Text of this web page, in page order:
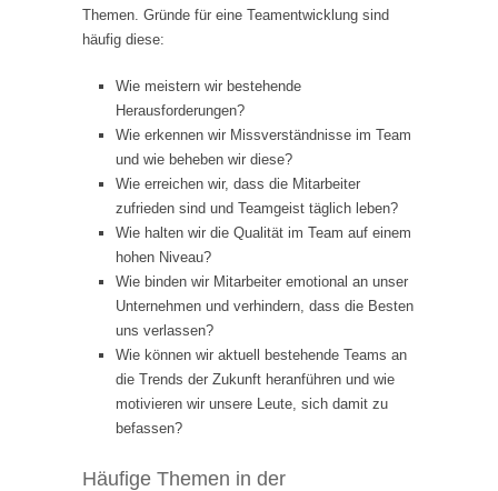
Themen. Gründe für eine Teamentwicklung sind
häufig diese:
Wie meistern wir bestehende
Herausforderungen?
Wie erkennen wir Missverständnisse im Team
und wie beheben wir diese?
Wie erreichen wir, dass die Mitarbeiter
zufrieden sind und Teamgeist täglich leben?
Wie halten wir die Qualität im Team auf einem
hohen Niveau?
Wie binden wir Mitarbeiter emotional an unser
Unternehmen und verhindern, dass die Besten
uns verlassen?
Wie können wir aktuell bestehende Teams an
die Trends der Zukunft heranführen und wie
motivieren wir unsere Leute, sich damit zu
befassen?
Häufige Themen in der